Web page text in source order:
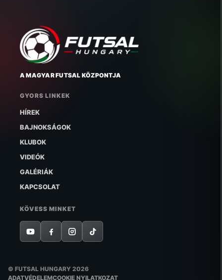
A MAGYAR FUTSAL KÖZPONTJA
GYORS LINKEK
HÍREK
BAJNOKSÁGOK
KLUBOK
VIDEÓK
GALÉRIÁK
KAPCSOLAT
KÖVESS MINKET
© FUTSAL HUNGARY 2026
ADATVÉDELEMCOOKIE NYILATKOZAT